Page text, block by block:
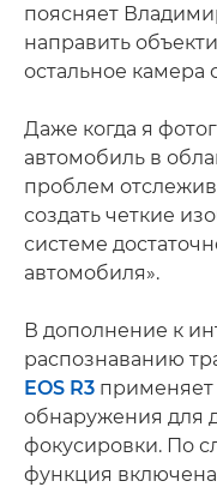
поясняет
направить
остальное камера
Даже когда я
автомобиль в
проблем
создать четкие
системе
автомобиля».
В дополнение к
распознаванию
EOS R3 применяет
обнаружения для
фокусировки. По
функция